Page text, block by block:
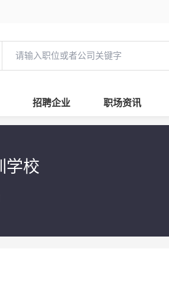
招聘企业 职场资讯
学校